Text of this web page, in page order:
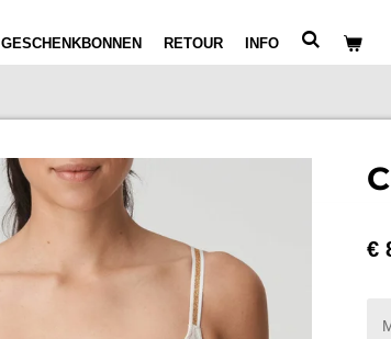
GESCHENKBONNEN RETOUR INFO
€